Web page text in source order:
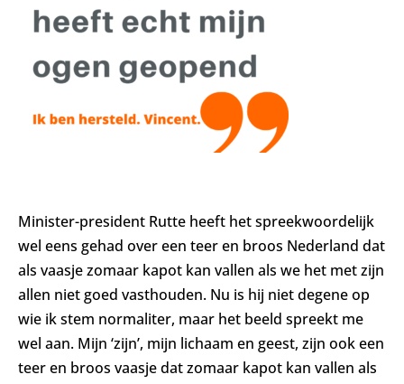
Minister-president Rutte heeft het spreekwoordelijk
wel eens gehad over een teer en broos Nederland dat
als vaasje zomaar kapot kan vallen als we het met zijn
allen niet goed vasthouden. Nu is hij niet degene op
wie ik stem normaliter, maar het beeld spreekt me
wel aan. Mijn ‘zijn’, mijn lichaam en geest, zijn ook een
teer en broos vaasje dat zomaar kapot kan vallen als